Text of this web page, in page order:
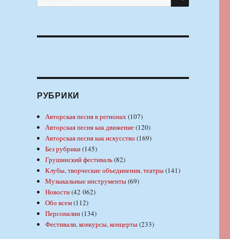
РУБРИКИ
Авторская песня в регионах(107)
Авторская песня как движение(120)
Авторская песня как искусство (169)
Без рубрики(145)
Грушинский фестиваль(82)
Клубы, творческие объединения, театры(141)
Музыкальные инструменты(69)
Новости(42 062)
Обо всем(112)
Персоналии(134)
Фестивали, конкурсы, концерты(233)